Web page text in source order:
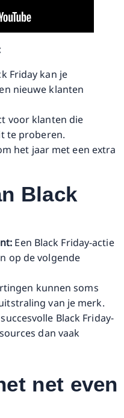
Friday kan je
nieuwe klanten
voor klanten die
te proberen.
het jaar met een extra
Black
Een Black Friday-actie
op de volgende
kunnen soms
van je merk.
Black Friday-
dan vaak
net even